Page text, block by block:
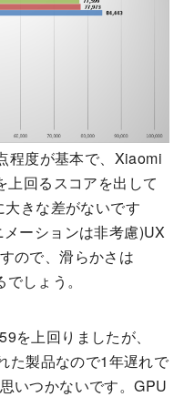
程度が基本で、Xiaomi
回るスコアを出して
きな差がないです
ーションは非考慮)UX
ので、滑らかさは
しょう。
を上回りましたが、
た製品なので1年遅れで
いつかないです。GPU